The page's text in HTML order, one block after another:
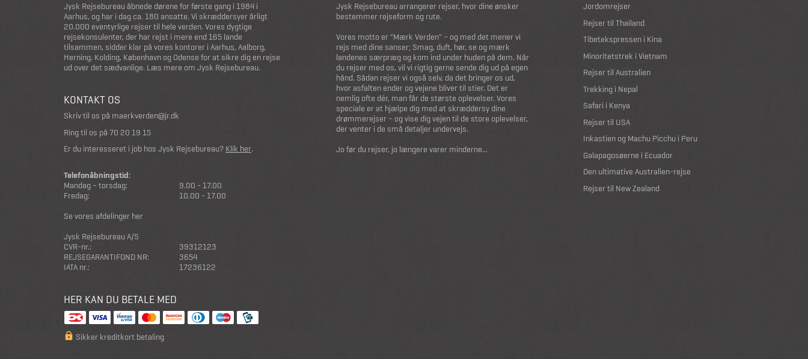
Jysk Rejsebureau åbnede dørene for første gang i 1984 i
Aarhus, og har i dag ca. 180 ansatte. Vi skræddersyer årligt
20.000 eventyrlige rejser til hele verden. Vores dygtige
rejsekonsulenter, der har rejst i mere end 165 lande
tilsammen, sidder klar på vores kontorer i Aarhus, Aalborg,
Herning, Kolding, København og Odense for at sikre dig en rejse
ud over det sædvanlige. Læs mere om Jysk Rejsebureau.
KONTAKT OS
Skriv til os på maerkverden@jr.dk
Ring til os på 70 20 19 15
Er du interesseret i job hos Jysk Rejsebureau? Klik her.
Telefonåbningstid:
Mandag – torsdag:
9.00 - 17.00
Fredag:
10.00 - 17.00
Se vores afdelinger her
Jysk Rejsebureau A/S
CVR-nr.:
39312123
REJSEGARANTIFOND NR:
3654
IATA nr.:
17236122
HER KAN DU BETALE MED
Sikker kreditkort betaling
Jysk Rejsebureau arrangerer rejser, hvor dine ønsker
bestemmer rejseform og rute.
Vores motto er "Mærk Verden" – og med det mener vi
rejs med dine sanser; Smag, duft, hør, se og mærk
landenes særpræg og kom ind under huden på dem. Når
du rejser med os, vil vi rigtig gerne sende dig ud på egen
hånd. Sådan rejser vi også selv, da det bringer os ud,
hvor asfalten ender og vejene bliver til stier. Det er
nemlig ofte dér, man får de største oplevelser. Vores
speciale er at hjælpe dig med at skræddersy dine
drømmerejser – og vise dig vejen til de store oplevelser,
der venter i de små detaljer undervejs.
Jo før du rejser, jo længere varer minderne...
Jordomrejser
Rejser til Thailand
Tibetekspressen i Kina
Minoritetstrek i Vietnam
Rejser til Australien
Trekking i Nepal
Safari i Kenya
Rejser til USA
Inkastien og Machu Picchu i Peru
Galapagosøerne i Ecuador
Den ultimative Australien-rejse
Rejser til New Zealand